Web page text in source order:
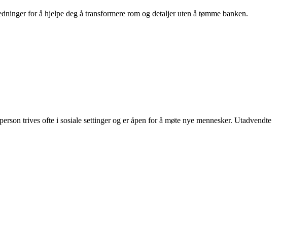
for å hjelpe deg å transformere rom og detaljer uten å tømme banken.
trives ofte i sosiale settinger og er åpen for å møte nye mennesker. Utadvendte